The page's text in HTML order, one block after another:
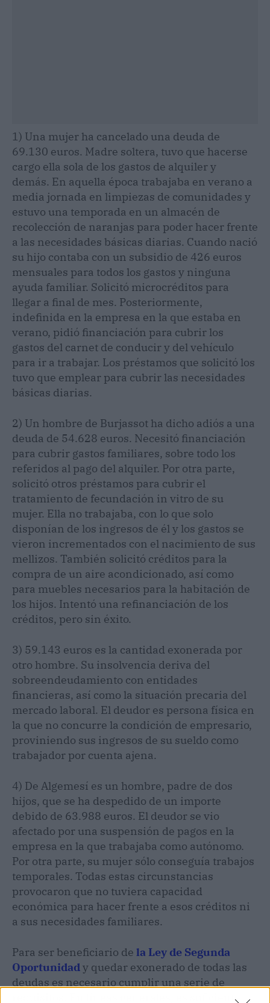
1) Una mujer ha cancelado una deuda de
69.130 euros. Madre soltera, tuvo que hacerse
cargo ella sola de los gastos de alquiler y
demás. En aquella época trabajaba en verano a
media jornada en limpiezas de comunidades y
estuvo una temporada en un almacén de
recolección de naranjas para poder hacer frente
a las necesidades básicas diarias. Cuando nació
su hijo contaba con un subsidio de 426 euros
mensuales para todos los gastos y ninguna
ayuda familiar. Solicitó microcréditos para
llegar a final de mes. Posteriormente,
indefinida en la empresa en la que estaba en
verano, pidió financiación para cubrir los
gastos del carnet de conducir y del vehículo
para ir a trabajar. Los préstamos que solicitó los
tuvo que emplear para cubrir las necesidades
básicas diarias.
2) Un hombre de Burjassot ha dicho adiós a una
deuda de 54.628 euros. Necesitó financiación
para cubrir gastos familiares, sobre todo los
referidos al pago del alquiler. Por otra parte,
solicitó otros préstamos para cubrir el
tratamiento de fecundación in vitro de su
mujer. Ella no trabajaba, con lo que solo
disponían de los ingresos de él y los gastos se
vieron incrementados con el nacimiento de sus
mellizos. También solicitó créditos para la
compra de un aire acondicionado, así como
para muebles necesarios para la habitación de
los hijos. Intentó una refinanciación de los
créditos, pero sin éxito.
3) 59.143 euros es la cantidad exonerada por
otro hombre. Su insolvencia deriva del
sobreendeudamiento con entidades
financieras, así como la situación precaria del
mercado laboral. El deudor es persona física en
la que no concurre la condición de empresario,
proviniendo sus ingresos de su sueldo como
trabajador por cuenta ajena.
4) De Algemesí es un hombre, padre de dos
hijos, que se ha despedido de un importe
debido de 63.988 euros. El deudor se vio
afectado por una suspensión de pagos en la
empresa en la que trabajaba como autónomo.
Por otra parte, su mujer sólo conseguía trabajos
temporales. Todas estas circunstancias
provocaron que no tuviera capacidad
económica para hacer frente a esos créditos ni
a sus necesidades familiares.
Para ser beneficiario de la Ley de Segunda
Oportunidady quedar exonerado de todas las
deudas es necesario cumplir una serie de
requisitos. En líneas generales, es suficiente